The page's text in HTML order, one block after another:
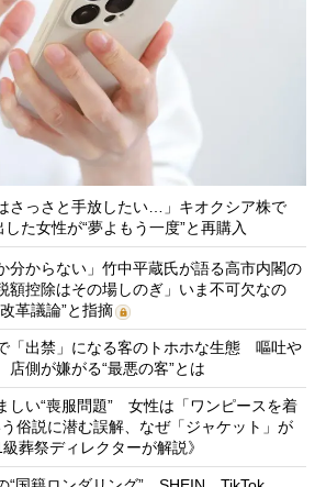
さっさと手放したい…」キオクシア株で
た女性が“夢よもう一度”と再購入
分からない」竹中平蔵氏が語る高市内閣の
控除はその場しのぎ」いま不可欠なの
革議論”と指摘
「出禁」になる客のトホホな生態 嘔吐や
店側が嫌がる“最悪の客”とは
しい“喪服問題” 女性は「ワンピースを着
俗説に潜む誤解、なぜ「ジャケット」が
葬祭ディレクターが解説》